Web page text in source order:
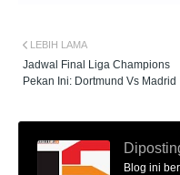
LEBIH LAMA
Jadwal Final Liga Champions
Pekan Ini: Dortmund Vs Madrid
Blog ini